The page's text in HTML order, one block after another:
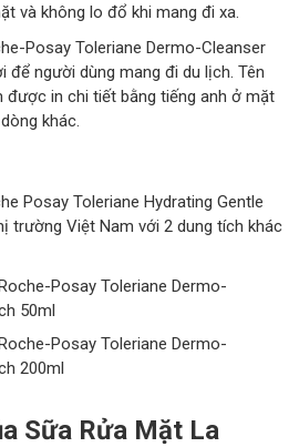
và không lo đổ khi mang đi xa.
Posay Toleriane Dermo-Cleanser
người dùng mang đi du lịch. Tên
được in chi tiết bằng tiếng anh ở mặt
khác.
Posay Toleriane Hydrating Gentle
trường Việt Nam với 2 dung tích khác
Posay Toleriane Dermo-
50ml
Posay Toleriane Dermo-
200ml
Sữa Rửa Mặt La